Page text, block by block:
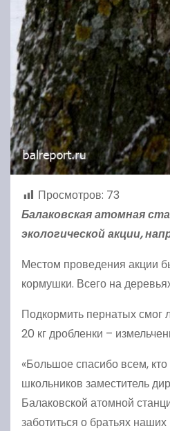
Просмотров: 73
Балаковская атомная
экологической акции,
Местом проведения акции
кормушки. Всего на
Подкормить пернатых смог
20 кг дробленки –
«Большое спасибо всем,
школьников заместитель
Балаковской атомной
заботиться о братьях